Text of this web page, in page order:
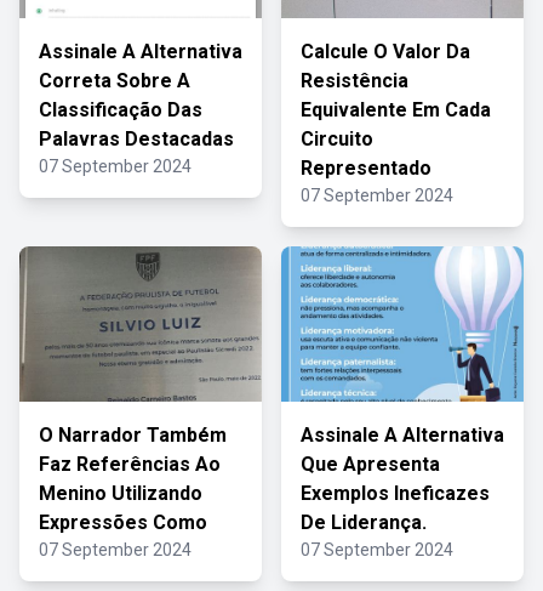
Assinale A Alternativa
Correta Sobre A
Classificação Das
Palavras Destacadas
07 September 2024
Calcule O Valor Da
Resistência
Equivalente Em Cada
Circuito
Representado
07 September 2024
O Narrador Também
Faz Referências Ao
Menino Utilizando
Expressões Como
07 September 2024
Assinale A Alternativa
Que Apresenta
Exemplos Ineficazes
De Liderança.
07 September 2024